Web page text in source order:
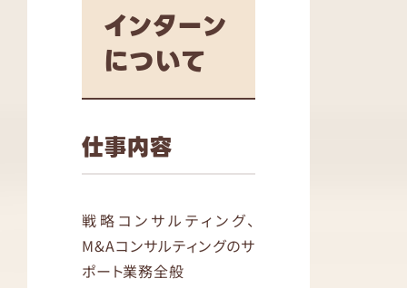
インターン
について
仕事内容
戦略コンサルティング、
M&Aコンサルティングのサ
ポート業務全般